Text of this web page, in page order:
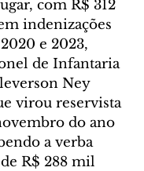
com R$ 312
indenizações
e 2023,
de Infantaria
Ney
virou reservista
do ano
a verba
R$ 288 mil